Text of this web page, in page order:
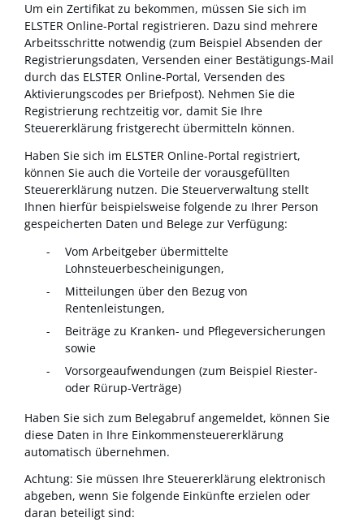
Um ein Zertifikat zu bekommen, müssen Sie sich im
ELSTER Online-Portal registrieren. Dazu sind mehrere
Arbeitsschritte notwendig (zum Beispiel Absenden der
Registrierungsdaten, Versenden einer Bestätigungs-Mail
durch das ELSTER Online-Portal, Versenden des
Aktivierungscodes per Briefpost). Nehmen Sie die
Registrierung rechtzeitig vor, damit Sie Ihre
Steuererklärung fristgerecht übermitteln können.
Haben Sie sich im ELSTER Online-Portal registriert,
können Sie auch die Vorteile der vorausgefüllten
Steuererklärung nutzen. Die Steuerverwaltung stellt
Ihnen hierfür beispielsweise folgende zu Ihrer Person
gespeicherten Daten und Belege zur Verfügung:
Vom Arbeitgeber übermittelte
Lohnsteuerbescheinigungen,
Mitteilungen über den Bezug von
Rentenleistungen,
Beiträge zu Kranken- und Pflegeversicherungen
sowie
Vorsorgeaufwendungen (zum Beispiel Riester-
oder Rürup-Verträge)
Haben Sie sich zum Belegabruf angemeldet, können Sie
diese Daten in Ihre Einkommensteuererklärung
automatisch übernehmen.
Achtung: Sie müssen Ihre Steuererklärung elektronisch
abgeben, wenn Sie folgende Einkünfte erzielen oder
daran beteiligt sind: